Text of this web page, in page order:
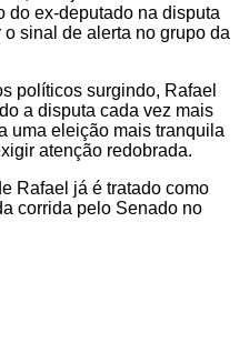
do ex-deputado na disputa
sinal de alerta no grupo da
políticos surgindo, Rafael
a disputa cada vez mais
uma eleição mais tranquila
atenção redobrada.
Rafael já é tratado como
corrida pelo Senado no